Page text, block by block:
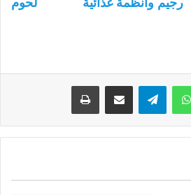
رجيم وأنظمة غذائية
لحوم
واتساب